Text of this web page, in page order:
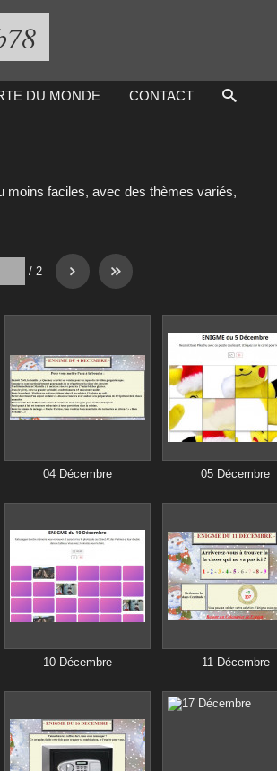
DU MONDE CONTACT
moins faciles, avec des thèmes variés,
/ 2
04 Décembre 05 Décembre
10 Décembre 11 Décembre